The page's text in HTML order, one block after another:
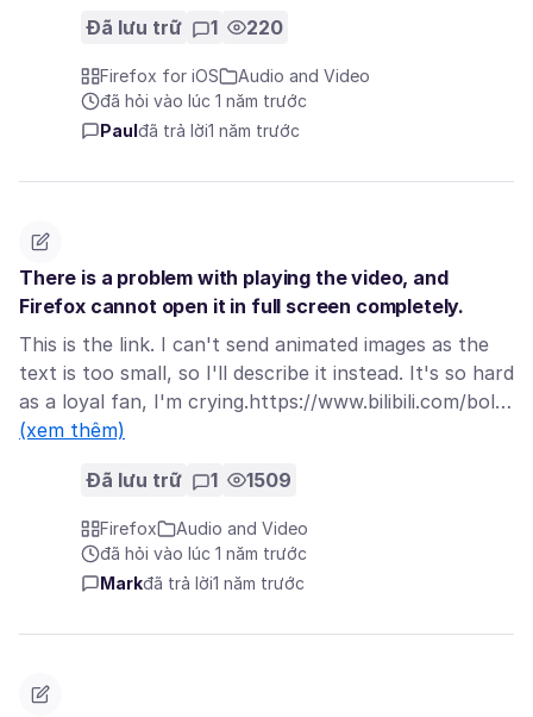
Đã lưu trữ 1 220
Firefox for iOS
Audio and Video
đã hỏi vào lúc 1 năm trước
Paul đã trả lời1 năm trước
There is a problem with playing the video, and
Firefox cannot open it in full screen completely.
This is the link. I can't send animated images as the
text is too small, so I'll describe it instead. It's so hard
as a loyal fan, I'm crying.https://www.bilibili.com/bol…
(xem thêm)
Đã lưu trữ 1 1509
Firefox
Audio and Video
đã hỏi vào lúc 1 năm trước
Markđã trả lời1 năm trước